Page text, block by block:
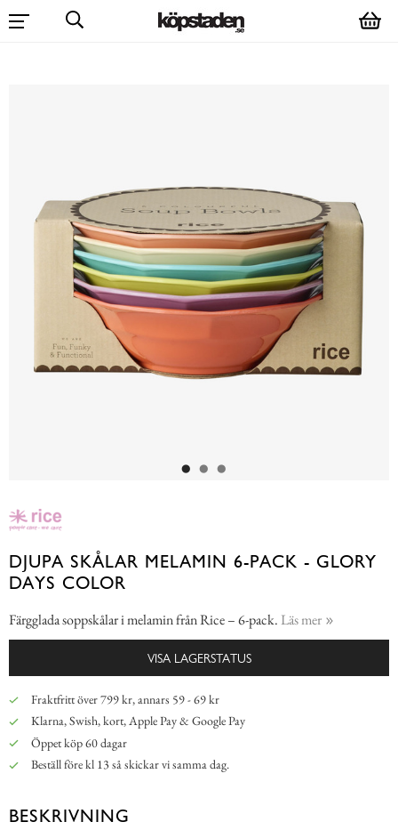
DJUPA SKÅLAR MELAMIN 6-PACK - GLORY
DAYS COLOR
Färgglada soppskålar i melamin från Rice – 6-pack. Läs mer
VISA LAGERSTATUS
Fraktfritt över 799 kr, annars 59 - 69 kr
Klarna, Swish, kort, Apple Pay & Google Pay
Öppet köp 60 dagar
Beställ före kl 13 så skickar vi samma dag.
BESKRIVNING